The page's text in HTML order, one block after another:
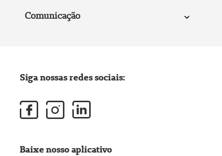
Comunicação
Siga nossas redes sociais:
Baixe nosso aplicativo